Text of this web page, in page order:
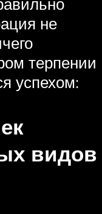
не
терпении
успехом:
видов